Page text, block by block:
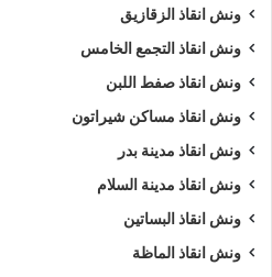
ونش انقاذ الزقازيق
ونش انقاذ التجمع الخامس
ونش انقاذ صفط اللبن
ونش انقاذ مساكن شيراتون
ونش انقاذ مدينة بدر
ونش انقاذ مدينة السلام
ونش انقاذ البساتين
ونش انقاذ الماظة